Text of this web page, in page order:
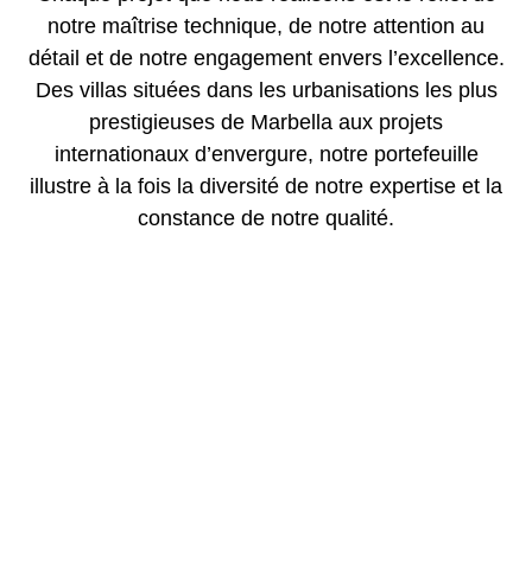
notre maîtrise technique, de notre attention au
détail et de notre engagement envers l’excellence.
Des villas situées dans les urbanisations les plus
prestigieuses de Marbella aux projets
internationaux d’envergure, notre portefeuille
illustre à la fois la diversité de notre expertise et la
constance de notre qualité.